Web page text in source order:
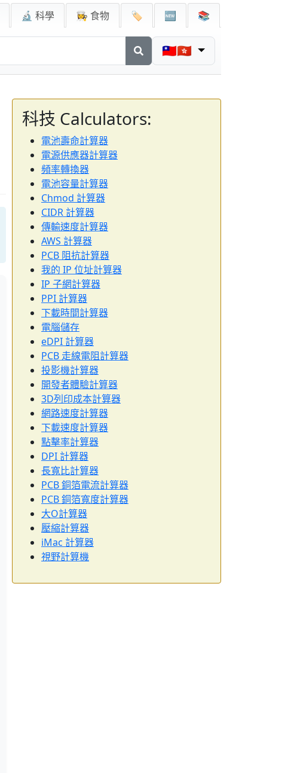
🔬 科學 👩‍🍳 食物 🏷️ 🆕 📚
🇹🇼🇭🇰
科技 Calculators:
電池壽命計算器
電源供應器計算器
頻率轉換器
電池容量計算器
Chmod 計算器
CIDR 計算器
傳輸速度計算器
AWS 計算器
PCB 阻抗計算器
我的 IP 位址計算器
IP 子網計算器
PPI 計算器
下載時間計算器
電腦儲存
eDPI 計算器
PCB 走線電阻計算器
投影機計算器
開發者體驗計算器
3D列印成本計算器
網路速度計算器
下載速度計算器
點擊率計算器
DPI 計算器
長寬比計算器
PCB 銅箔電流計算器
PCB 銅箔寬度計算器
大O計算器
壓縮計算器
iMac 計算器
視野計算機